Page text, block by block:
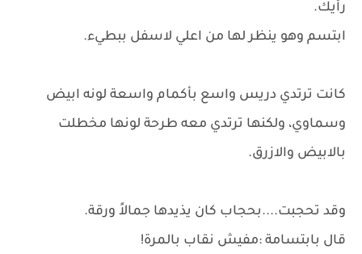
رأيك.
ابتسم وهو ينظر لها من اعلي لاسفل ببطيء.
كانت ترتدي دريس واسع بأكمام واسعة لونه ابيض
وسماوي، ولكنها ترتدي معه طرحة لونها مخطلت
بالابيض والازرق.
وقد تحجبت....بحجاب كان يذيدها جمالاً ورقة.
قال بابتسامة :مفيش نقاب بالمرة!